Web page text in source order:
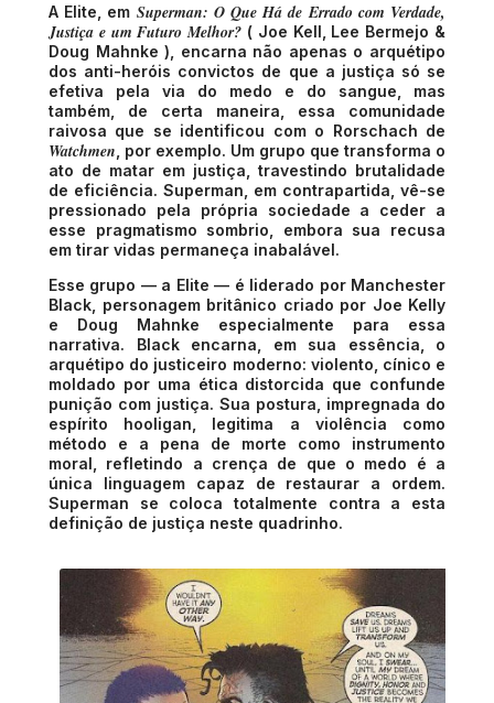
A Elite, em Superman: O Que Há de Errado com Verdade,
Justiça e um Futuro Melhor? ( Joe Kell, Lee Bermejo &
Doug Mahnke ), encarna não apenas o arquétipo
dos anti-heróis convictos de que a justiça só se
efetiva pela via do medo e do sangue, mas
também, de certa maneira, essa comunidade
raivosa que se identificou com o Rorschach de
Watchmen , por exemplo. Um grupo que transforma o
ato de matar em justiça, travestindo brutalidade
de eficiência. Superman, em contrapartida, vê-se
pressionado pela própria sociedade a ceder a
esse pragmatismo sombrio, embora sua recusa
em tirar vidas permaneça inabalável.
Esse grupo — a Elite — é liderado por Manchester
Black, personagem britânico criado por Joe Kelly
e Doug Mahnke especialmente para essa
narrativa. Black encarna, em sua essência, o
arquétipo do justiceiro moderno: violento, cínico e
moldado por uma ética distorcida que confunde
punição com justiça. Sua postura, impregnada do
espírito hooligan, legitima a violência como
método e a pena de morte como instrumento
moral, refletindo a crença de que o medo é a
única linguagem capaz de restaurar a ordem.
Superman se coloca totalmente contra a esta
definição de justiça neste quadrinho.